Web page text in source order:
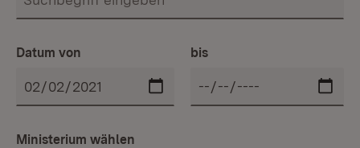
Datum von bis
Ministerium wählen